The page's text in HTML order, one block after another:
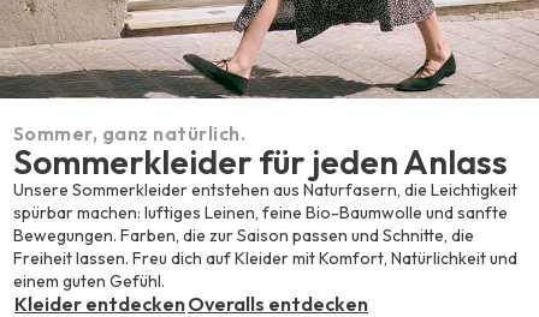
Sommer, ganz natürlich.
Sommerkleider für jeden Anlass
Unsere Sommerkleider entstehen aus Naturfasern, die Leichtigkeit
spürbar machen: luftiges Leinen, feine Bio-Baumwolle und sanfte
Bewegungen. Farben, die zur Saison passen und Schnitte, die
Freiheit lassen. Freu dich auf Kleider mit Komfort, Natürlichkeit und
einem guten Gefühl.
Kleider entdeckenOveralls entdecken